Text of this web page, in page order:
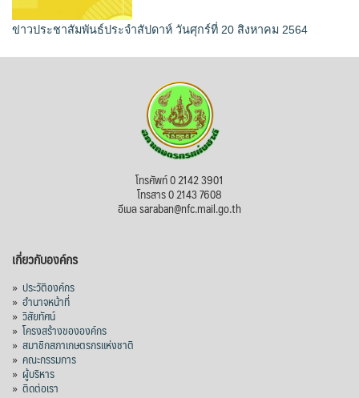
ข่าวประชาสัมพันธ์ประจำสัปดาห์ วันศุกร์ที่ 20 สิงหาคม 2564
โทรศัพท์ 0 2142 3901
โทรสาร 0 2143 7608
อีเมล saraban@nfc.mail.go.th
เกี่ยวกับองค์กร
» ประวัติองค์กร
» อำนาจหน้าที่
» วิสัยทัศน์
» โครงสร้างขององค์กร
» สมาชิกสภาเกษตรกรแห่งชาติ
» คณะกรรมการ
» ผู้บริหาร
» ติดต่อเรา